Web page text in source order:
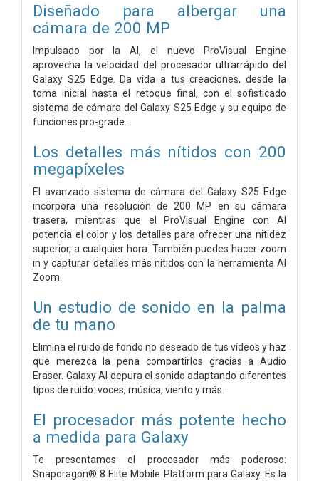
Diseñado para albergar una
cámara de 200 MP
Impulsado por la AI, el nuevo ProVisual Engine
aprovecha la velocidad del procesador ultrarrápido del
Galaxy S25 Edge. Da vida a tus creaciones, desde la
toma inicial hasta el retoque final, con el sofisticado
sistema de cámara del Galaxy S25 Edge y su equipo de
funciones pro-grade.
Los detalles más nítidos con 200
megapíxeles
El avanzado sistema de cámara del Galaxy S25 Edge
incorpora una resolución de 200 MP en su cámara
trasera, mientras que el ProVisual Engine con AI
potencia el color y los detalles para ofrecer una nitidez
superior, a cualquier hora. También puedes hacer zoom
in y capturar detalles más nítidos con la herramienta AI
Zoom.
Un estudio de sonido en la palma
de tu mano
Elimina el ruido de fondo no deseado de tus vídeos y haz
que merezca la pena compartirlos gracias a Audio
Eraser. Galaxy AI depura el sonido adaptando diferentes
tipos de ruido: voces, música, viento y más.
El procesador más potente hecho
a medida para Galaxy
Te presentamos el procesador más poderoso:
Snapdragon® 8 Elite Mobile Platform para Galaxy. Es la